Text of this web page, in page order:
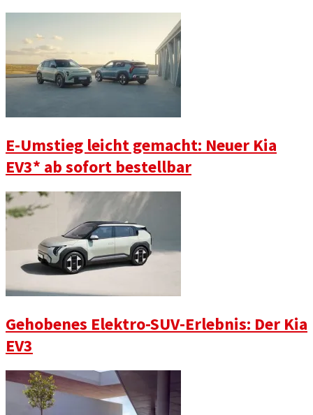
E-Umstieg leicht gemacht: Neuer Kia
EV3* ab sofort bestellbar
Gehobenes Elektro-SUV-Erlebnis: Der Kia
EV3